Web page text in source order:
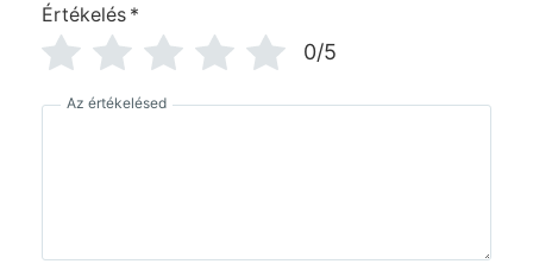
Értékelés *
0/5
Az értékelésed